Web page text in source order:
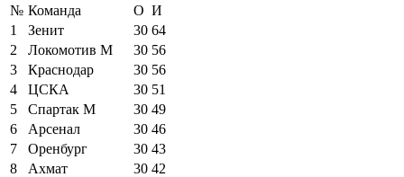
№ Команда О И
1
Зенит 30 64
2
Локомотив М 30 56
3
Краснодар 30 56
4
ЦСКА 30 51
5
Спартак М 30 49
6
Арсенал 30 46
7
Оренбург 30 43
8
Ахмат 30 42